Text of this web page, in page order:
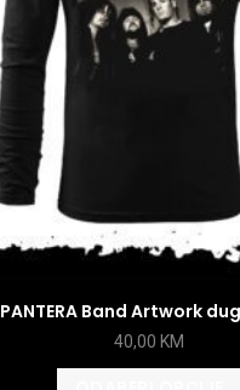
PANTERA Band Artwork
40,00 KM